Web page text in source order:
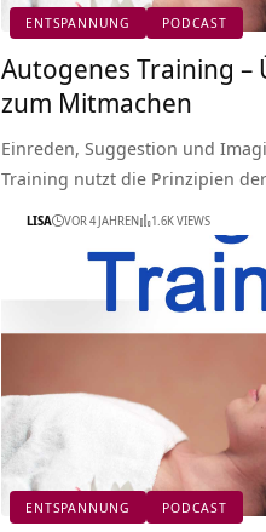
ENTSPANNUNG PODCAST
Autogenes Training
zum Mitmachen
Einreden, Suggestion und
Training nutzt die Prinzipien
LISA VOR 4 JAHREN 1.6K VIEWS
ENTSPANNUNG PODCAST